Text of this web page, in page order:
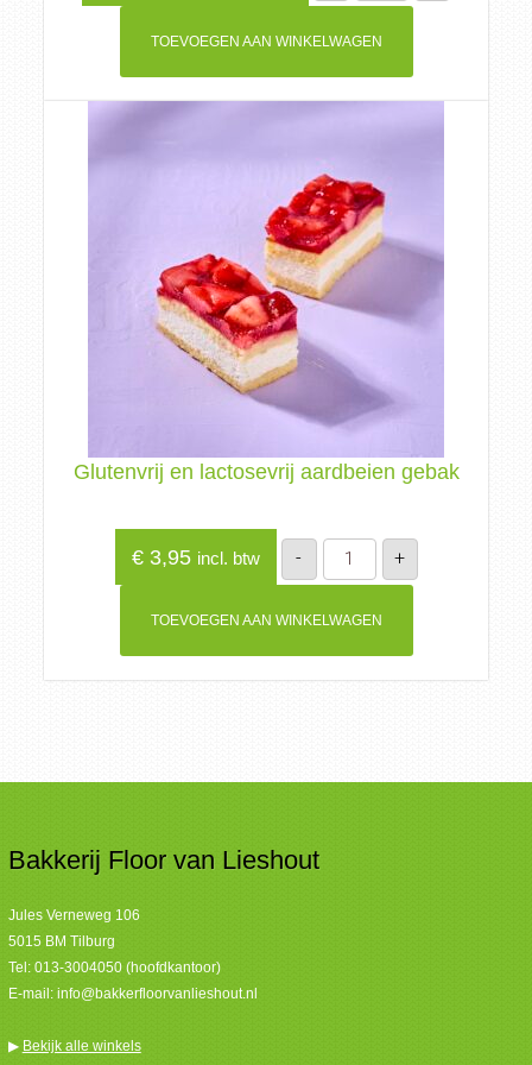
€ 4,05.€ 3,00.
TOEVOEGEN AAN WINKELWAGEN
Glutenvrij en lactosevrij aardbeien gebak
€3,95 incl. btw -
Glutenvrij
lactosevrij
gebak
aantal
+
TOEVOEGEN AAN WINKELWAGEN
Bakkerij Floor van Lieshout
Jules Verneweg 106
5015 BM Tilburg
Tel: 013-3004050 (hoofdkantoor)
E-mail: info@bakkerfloorvanlieshout.nl
▶ Bekijk alle winkels